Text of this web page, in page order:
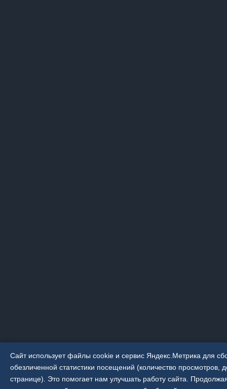
Сайт использует файлы cookie и сервис Яндекс.Метрика для
обезличенной статистики посещений (количество просмотров,
странице). Это помогает нам улучшать работу сайта.